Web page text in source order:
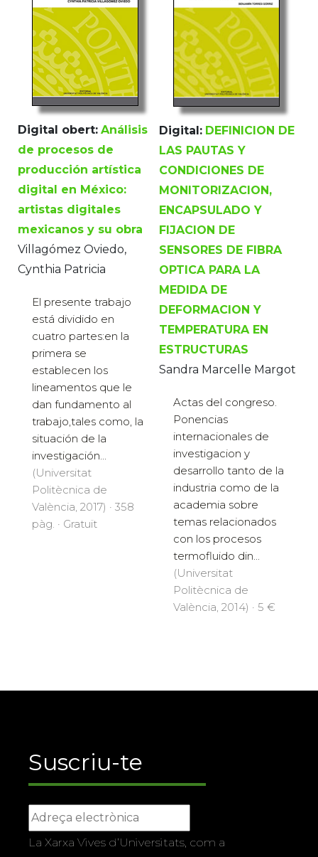
Digital obert: Análisis
de procesos de
producción artística
digital en México:
artistas digitales
mexicanos y su obra
Villagómez Oviedo,
Cynthia Patricia
El presente trabajo
está dividido en
cuatro partes:en la
primera se
establecen los
lineamentos que le
dan fundamento al
trabajo,tales como, la
situación de la
investigación...
(Universitat
Politècnica de
València, 2017) · 358
pàg. · Gratuït
Digital: DEFINICION DE
LAS PAUTAS Y
CONDICIONES DE
MONITORIZACION,
ENCAPSULADO Y
FIJACION DE
SENSORES DE FIBRA
OPTICA PARA LA
MEDIDA DE
DEFORMACION Y
TEMPERATURA EN
ESTRUCTURAS
Sandra Marcelle Margot
Actas del congreso.
Ponencias
internacionales de
investigacion y
desarrollo tanto de la
industria como de la
academia sobre
temas relacionados
con los procesos
termofluido din...
(Universitat
Politècnica de
València, 2014) · 5 €
Suscriu-te
La Xarxa Vives d’Universitats, com a